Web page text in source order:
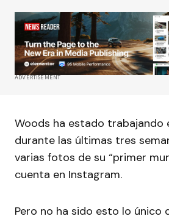
ADVERTISEMENT
Woods ha estado trabajando
durante las últimas tres
varias fotos de su “primer
cuenta en Instagram.
Pero no ha sido esto lo único